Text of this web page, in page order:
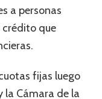
a personas
crédito que
fijas luego
la Cámara de la